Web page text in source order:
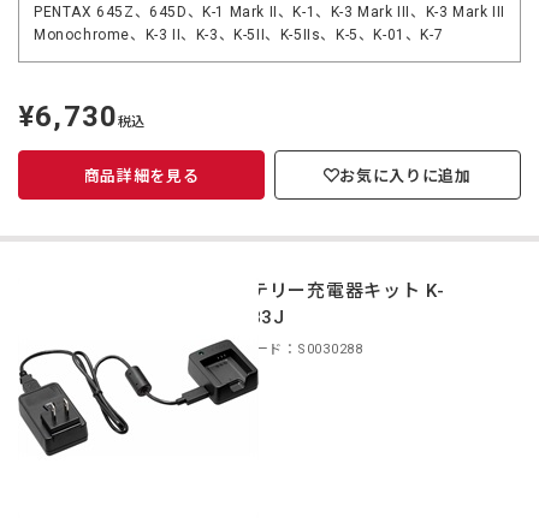
PENTAX 645Z、645D、K-1 Mark II、K-1、K-3 Mark III、K-3 Mark III
Monochrome、K-3 II、K-3、K-5II、K-5IIs、K-5、K-01、K-7
定
価
¥6,730税込
商品詳細を見る お気に入りに追加
バッテリー充電器キット K-
BC183J
商品コード：S0030288